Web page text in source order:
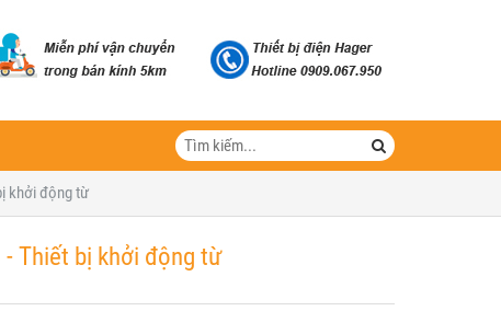
khởi động từ
- Thiết bị khởi động từ